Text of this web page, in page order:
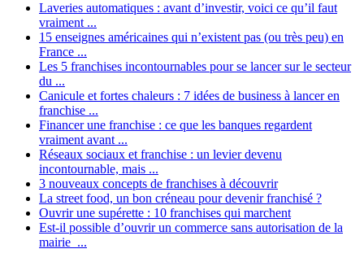
Laveries automatiques : avant d’investir, voici ce qu’il faut
vraiment ...
15 enseignes américaines qui n’existent pas (ou très peu) en
France ...
Les 5 franchises incontournables pour se lancer sur le secteur
du ...
Canicule et fortes chaleurs : 7 idées de business à lancer en
franchise ...
Financer une franchise : ce que les banques regardent
vraiment avant ...
Réseaux sociaux et franchise : un levier devenu
incontournable, mais ...
3 nouveaux concepts de franchises à découvrir
La street food, un bon créneau pour devenir franchisé ?
Ouvrir une supérette : 10 franchises qui marchent
Est-il possible d’ouvrir un commerce sans autorisation de la
mairie ...